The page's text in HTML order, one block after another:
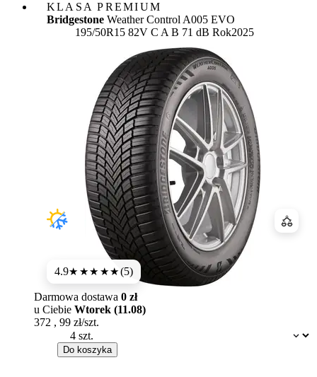
KLASA PREMIUM
Bridgestone Weather Control A005 EVO
195/50R15 82V Etykieta:
C A B 71 dB Rok2025
4.9★★★★★(5)
Dostępność:
Darmowa dostawa 0 zł
u Ciebie Wtorek (11.08)
372 , 99 zł/szt.
Do koszyka